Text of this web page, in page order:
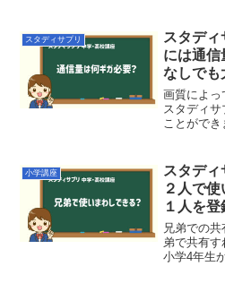
および返
スタディサプリ
スタデ
には通信
なしでも
画質によっ
スタディ
ことができ
データの
た。デー
小学講座
スタデ
２人で
１人を
画を見
兄弟での
弟で共有
小学4年生